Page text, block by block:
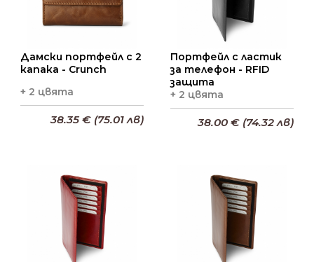
Дамски портфейл с 2
капака - Crunch
+ 2 цвята
38.35 € (75.01 лв)
Портфейл с ластик
за телефон - RFID
защита
+ 2 цвята
38.00 € (74.32 лв)